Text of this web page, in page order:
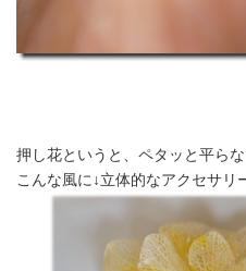
押し花というと、ペタッと平ら
こんな風に↓立体的なアクセサリ